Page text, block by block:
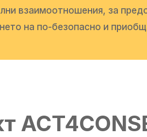
взаимоотношения, за
на по-безопасно и